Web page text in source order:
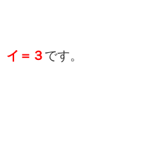
イ＝３ です。